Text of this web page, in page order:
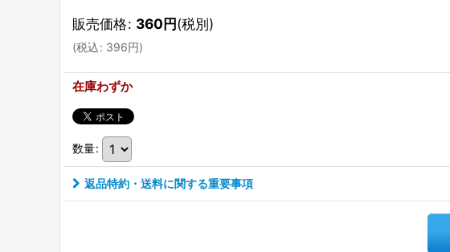
販売価格: 360円(税別)
(税込: 396円)
在庫わずか
数量:
返品特約・送料に関する重要事項